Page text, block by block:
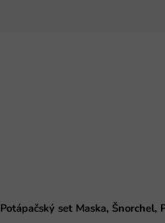
Potápačský set Maska,